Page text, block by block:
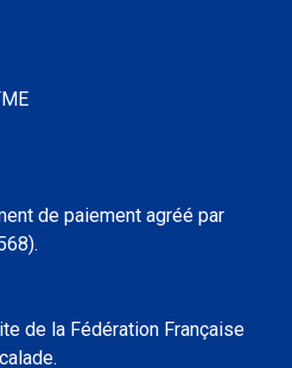
de paiement agréé par
de la Fédération Française